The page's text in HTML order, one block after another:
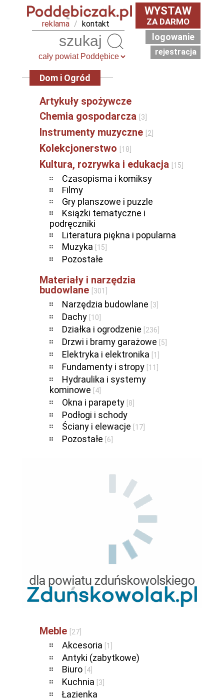
reklama / kontakt
WYSTAW
ZA DARMO
logowanie
rejestracja
Dom i Ogród
Artykuły spożywcze
Chemia gospodarcza
[3]
Instrumenty muzyczne [2]
Kolekcjonerstwo [18]
Kultura, rozrywka i edukacja [15]
Czasopisma i komiksy
Filmy
Gry planszowe i puzzle
Książki tematyczne i
podręczniki
Literatura piękna i popularna
Muzyka
[15]
Pozostałe
Materiały i narzędzia
budowlane
[301]
Narzędzia budowlane [3]
Dachy [10]
Działka i ogrodzenie [236]
Drzwi i bramy garażowe [5]
Elektryka i elektronika [1]
Fundamenty i stropy [11]
Hydraulika i systemy
kominowe
[4]
Okna i parapety [8]
Podłogi i schody
Ściany i elewacje
[17]
Pozostałe [6]
Meble [27]
Akcesoria [1]
Antyki (zabytkowe)
Biuro [4]
Kuchnia [3]
Łazienka